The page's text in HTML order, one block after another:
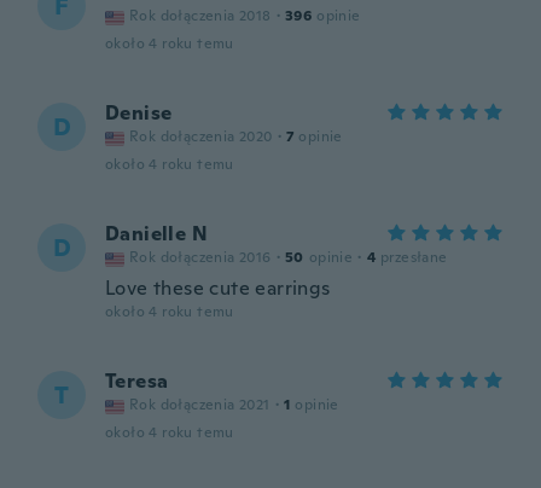
Rok dołączenia 2018 · 396 opinie
około 4 roku temu
D Denise
Rok dołączenia 2020 · 7 opinie
około 4 roku temu
D Danielle N
Rok dołączenia 2016 · 50 opinie · 4 przesłane
Love these cute earrings
około 4 roku temu
T Teresa
Rok dołączenia 2021 · 1 opinie
około 4 roku temu